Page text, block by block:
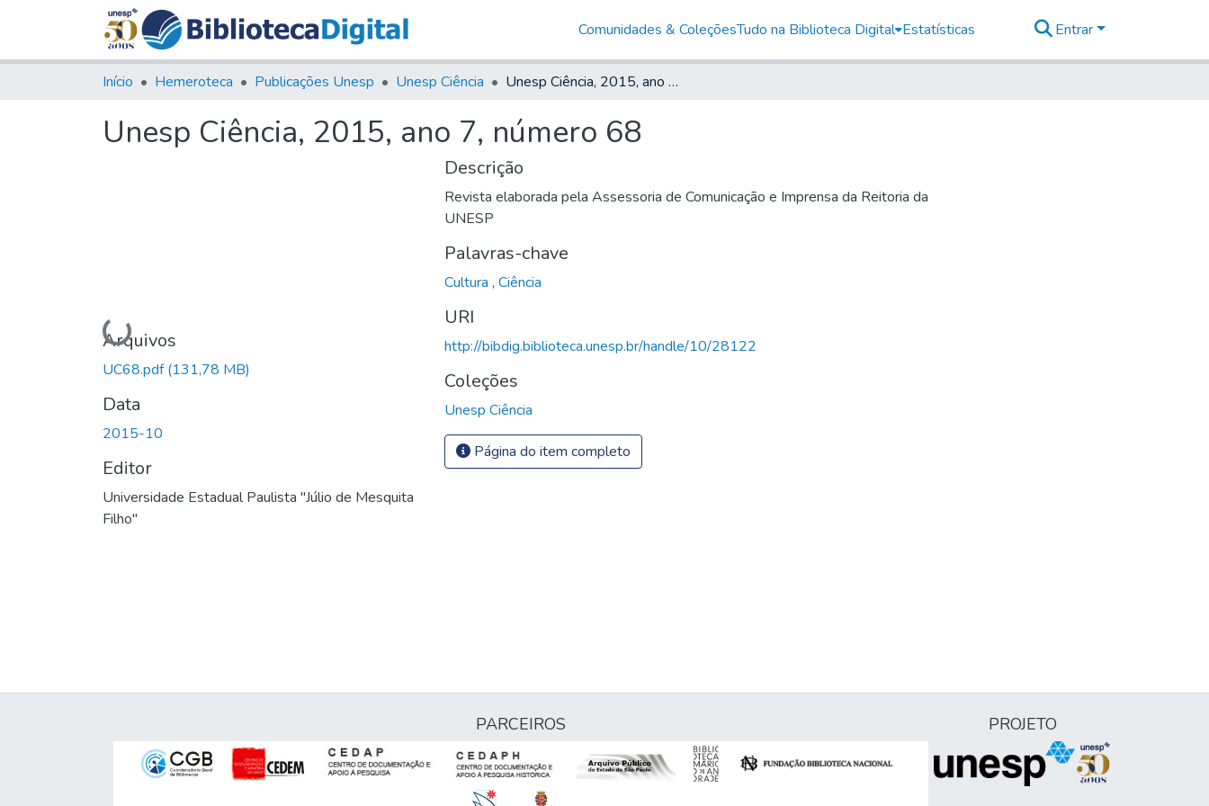
Comunidades & ColeçõesTudo na Biblioteca Digital Estatísticas Entrar
Início Hemeroteca Publicações Unesp Unesp Ciência Unesp Ciência, 2015, ano 7, número 68
Unesp Ciência, 2015, ano 7, número 68
Carregando...
Arquivos
UC68.pdf(131,78 MB)
Data
2015-10
Editor
Universidade Estadual Paulista "Júlio de Mesquita
Filho"
Descrição
Revista elaborada pela Assessoria de Comunicação e Imprensa da Reitoria da
UNESP
Palavras-chave
Cultura , Ciência
URI
http://bibdig.biblioteca.unesp.br/handle/10/28122
Coleções
Unesp Ciência
Página do item completo
PARCEIROS PROJETO